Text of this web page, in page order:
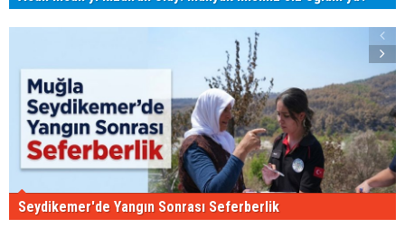
Seydikemer'de Yangın Sonrası Seferberlik